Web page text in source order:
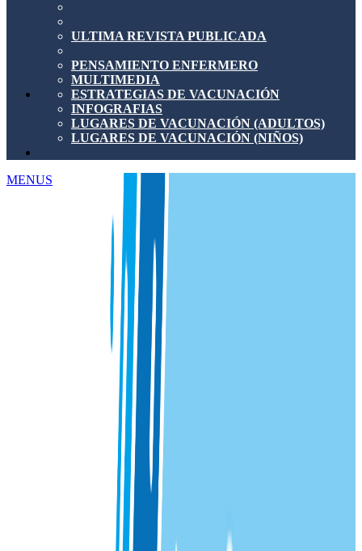
ULTIMA REVISTA PUBLICADA
PENSAMIENTO ENFERMERO
MULTIMEDIA
ESTRATEGIAS DE VACUNACIÓN
INFOGRAFIAS
LUGARES DE VACUNACIÓN (ADULTOS)
LUGARES DE VACUNACIÓN (NIÑOS)
MENUS